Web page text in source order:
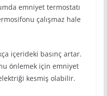
emniyet termostatı
çalışmaz hale
içerideki basınç artar.
önlemek için emniyet
kesmiş olabilir.